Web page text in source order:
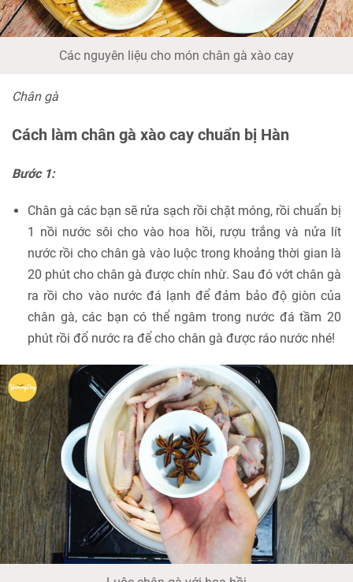
Các nguyên liệu cho món chân gà xào cay
Chân gà
Cách làm chân gà xào cay chuẩn bị Hàn
Bước 1:
Chân gà các bạn sẽ rửa sạch rồi chặt móng, rồi chuẩn bị
1 nồi nước sôi cho vào hoa hồi, rượu trắng và nửa lít
nước rồi cho chân gà vào luộc trong khoảng thời gian là
20 phút cho chân gà được chín nhừ. Sau đó vớt chân gà
ra rồi cho vào nước đá lạnh để đảm bảo độ giòn của
chân gà, các bạn có thể ngâm trong nước đá tầm 20
phút rồi đổ nước ra để cho chân gà được ráo nước nhé!